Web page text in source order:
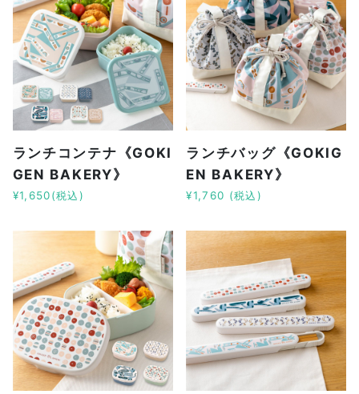
ランチコンテナ《GOKI
GEN BAKERY》
¥1,650(税込)
ランチバッグ《GOKIG
EN BAKERY》
¥1,760 (税込)